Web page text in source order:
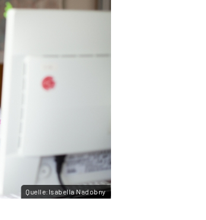
Quelle:Isabella Nadobny